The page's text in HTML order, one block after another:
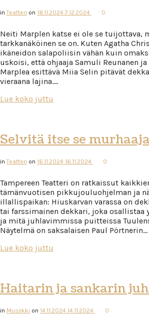
inTeatteri on 18.11.2024 7.12.2024 0
Neiti Marplen katse ei ole se tuijottava,
tarkkanäköinen se on. Kuten Agatha
ikäneidon salapoliisin vähän kuin
uskoisi, että ohjaaja Samuli Reunanen ja
Marplea esittävä Miia Selin pitävät
vieraana lajina….
Lue koko juttu
Selvitä itse se
inTeatteri on 16.11.2024 16.11.2024 0
Tampereen Teatteri on ratkaissut
tämänvuotisen pikkujouluohjelman ja
illallispaikan: Hiuskarvan varassa on
tai farssimainen dekkari, joka osallistaa
ja mitä juhlavimmissa puitteissa
Näytelmä on saksalaisen Paul Pörtnerin…
Lue koko juttu
Haitarin ja sankarin
in Musiikki on 14.11.2024 14.11.2024 0